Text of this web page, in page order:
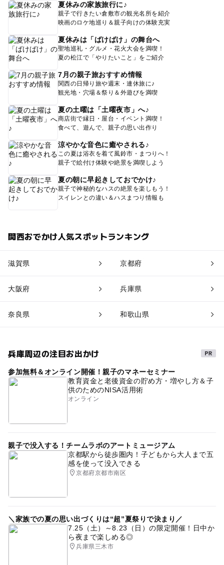
夏休みの家族旅行に♪
親子で行きたい倉敷市の観光名所を紹介
映画のロケ地巡り＆親子向けの体験充実
夏休みは「ばけばけ」の舞台へ
聖地巡礼・グルメ・花火大会を満喫！
夏の松江で「やりたいこと」をご紹介
7月の親子旅おすすめ情報
関西の日帰り旅や週末・連休旅に♪
観光地・穴場＆祭り＆外遊びを満喫
夏の土曜は「土曜夜市」へ♪
商店街で縁日・屋台・イベント満喫！
食べて、遊んで、親子の思い出作り
涼やかな音色に癒やされる♪
この夏は浴衣を着て風鈴市・まつりへ！
親子で絵付け体験や絶景を満喫しよう
夏の朝に早起きしておでかけ♪
親子で神秘的なハスの絶景を楽しもう！
スイレンとの違い＆ハスまつり情報も
関西おでかけ人気スポットランキング
滋賀県 京都府
大阪府 兵庫県
奈良県 和歌山県
兵庫周辺の注目お出かけ
参加無料＆オンライン開催！親子のマネーセミナー
教育資金と老後資金の貯め方・増やし方＆子
供のためのNISA活用術
オンライン
親子で没入する！チームラボのアートミュージアム
京都駅から徒歩圏内！子どもから大人まで五
感を使って没入できる
京都府京都市南区
＼家族での夏の思い出づくりは“超”夏祭りで決まり／
7.25（土）～8.23（日）の限定開催！日中か
ら夜まで楽しめる◎
兵庫県三木市